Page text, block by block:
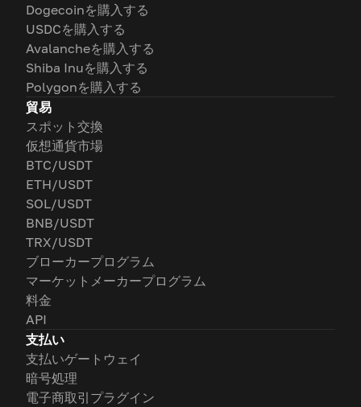
Dogecoinを購入する
USDCを購入する
Avalancheを購入する
Shiba Inuを購入する
Polygonを購入する
貿易
スポット交換
仮想通貨市場
BTC/USDT
ETH/USDT
SOL/USDT
BNB/USDT
TRX/USDT
ブローカープログラム
マーケットメーカープログラム
料金
API
支払い
支払いゲートウェイ
暗号処理
電子商取引プラグイン